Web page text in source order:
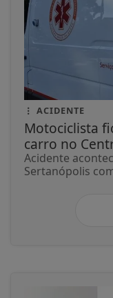
ACIDENTE
Motociclista
carro no
Acidente
Sertanópolis